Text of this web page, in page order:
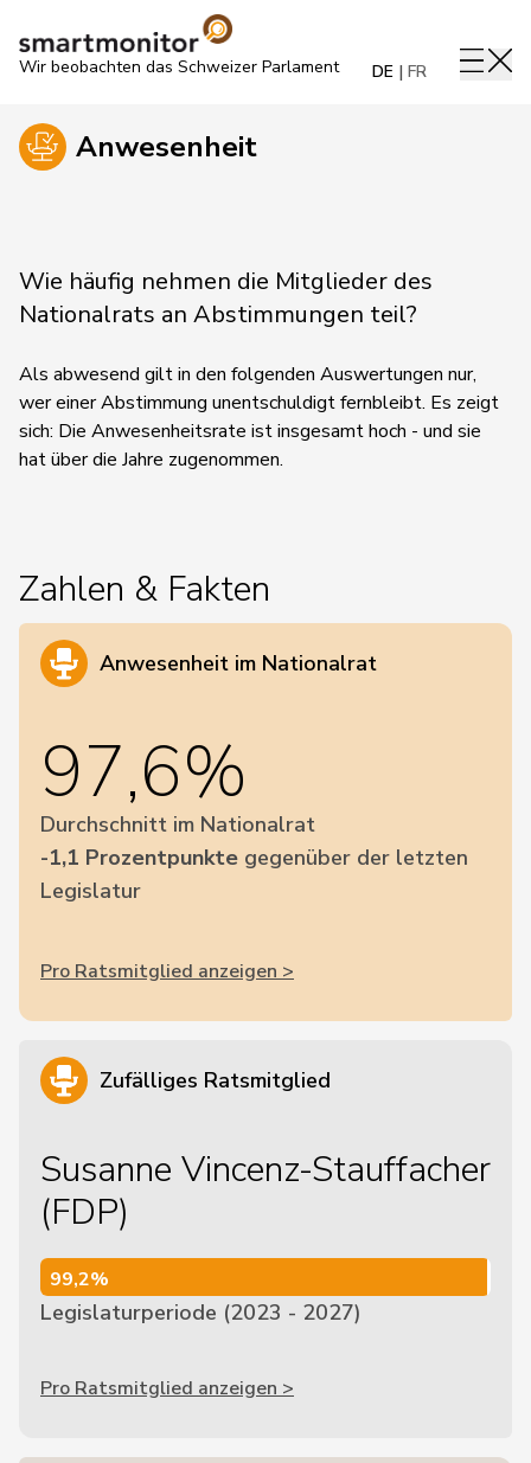
Wir beobachten das Schweizer Parlament DE FR
Anwesenheit
Wie häufig nehmen die Mitglieder des
Nationalrats an Abstimmungen teil?
Als abwesend gilt in den folgenden Auswertungen nur,
wer einer Abstimmung unentschuldigt fernbleibt. Es zeigt
sich: Die Anwesenheitsrate ist insgesamt hoch - und sie
hat über die Jahre zugenommen.
Zahlen & Fakten
Anwesenheit im Nationalrat
97,6%
Durchschnitt im Nationalrat
-1,1 Prozentpunkte gegenüber der letzten
Legislatur
Pro Ratsmitglied anzeigen >
Zufälliges Ratsmitglied
Susanne Vincenz-Stauffacher
(FDP)
99,2%
99,2%
Legislaturperiode (2023 - 2027)
Pro Ratsmitglied anzeigen >